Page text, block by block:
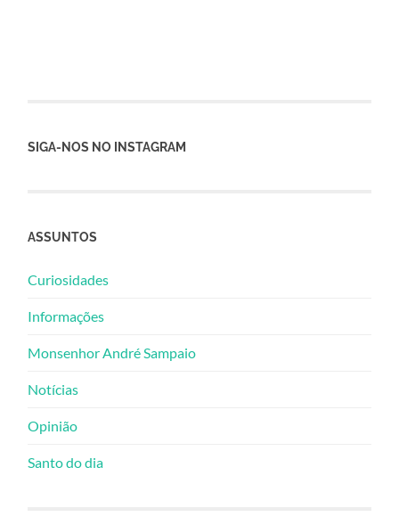
SIGA-NOS NO INSTAGRAM
ASSUNTOS
Curiosidades
Informações
Monsenhor André Sampaio
Notícias
Opinião
Santo do dia